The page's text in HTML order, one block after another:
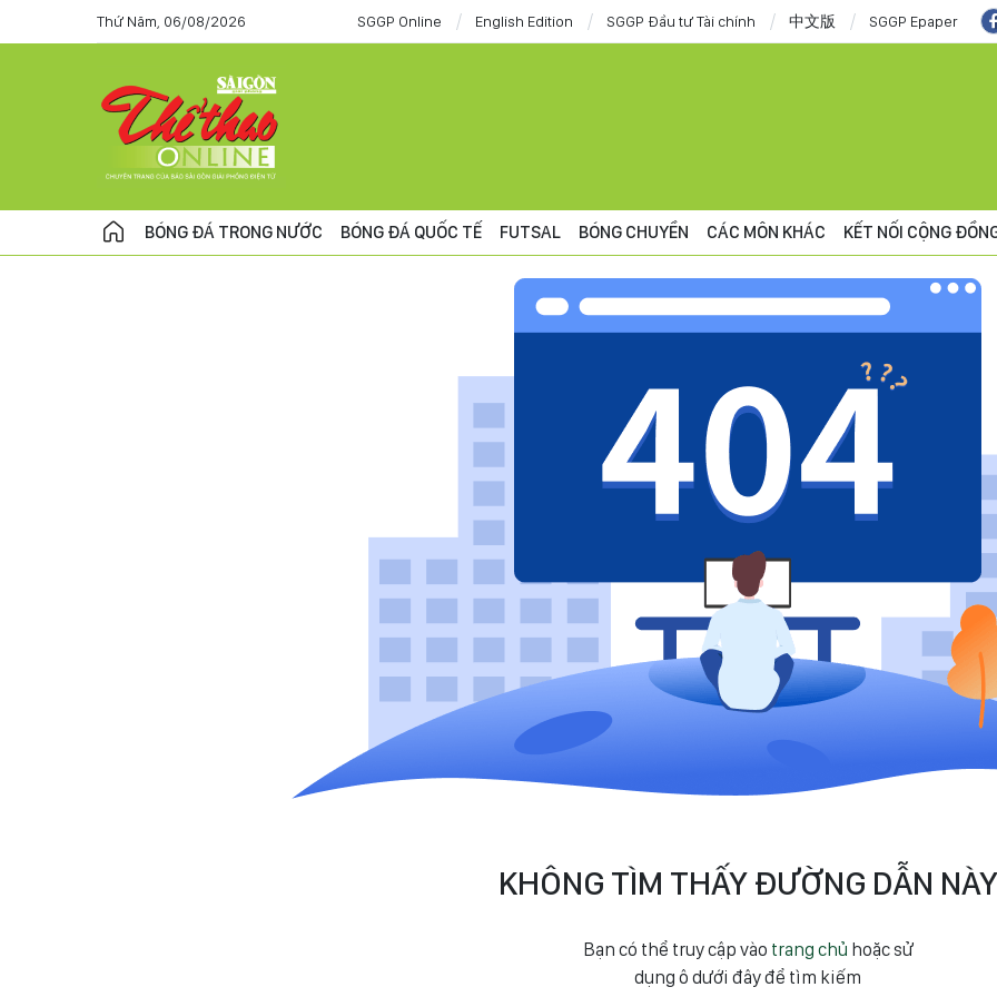
Thứ Năm, 06/08/2026 SGGP Online English Edition SGGP Đầu tư Tài chính 中文版 SGGP Epaper
BÓNG ĐÁ TRONG NƯỚC BÓNG ĐÁ QUỐC TẾ FUTSAL BÓNG CHUYỀN CÁC MÔN KHÁC KẾT NỐI CỘNG
KHÔNG TÌM THẤY ĐƯỜNG DẪN NÀY
Bạn có thể truy cập vào trang chủ hoặc sử
dụng ô dưới đây để tìm kiếm